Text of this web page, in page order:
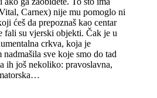
Carnex) nije mu pomoglo ni
ćeš da prepoznaš kao centar
fali su vjerski objekti. Čak je u
crkva, koja je
sve koje smo do tad
ih još nekoliko: pravoslavna,